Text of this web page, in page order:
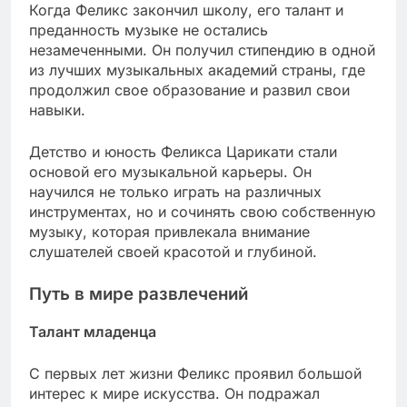
Когда Феликс закончил школу, его талант и
преданность музыке не остались
незамеченными. Он получил стипендию в одной
из лучших музыкальных академий страны, где
продолжил свое образование и развил свои
навыки.
Детство и юность Феликса Царикати стали
основой его музыкальной карьеры. Он
научился не только играть на различных
инструментах, но и сочинять свою собственную
музыку, которая привлекала внимание
слушателей своей красотой и глубиной.
Путь в мире развлечений
Талант младенца
С первых лет жизни Феликс проявил большой
интерес к мире искусства. Он подражал